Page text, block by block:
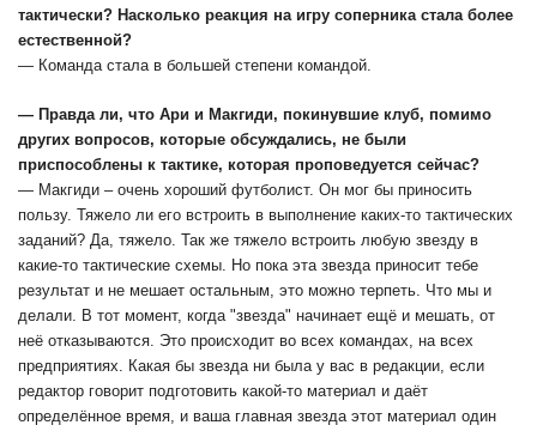
тактически? Насколько реакция на игру соперника стала более
естественной?
— Команда стала в большей степени командой.
— Правда ли, что Ари и Макгиди, покинувшие клуб, помимо
других вопросов, которые обсуждались, не были
приспособлены к тактике, которая проповедуется сейчас?
— Макгиди – очень хороший футболист. Он мог бы приносить
пользу. Тяжело ли его встроить в выполнение каких-то тактических
заданий? Да, тяжело. Так же тяжело встроить любую звезду в
какие-то тактические схемы. Но пока эта звезда приносит тебе
результат и не мешает остальным, это можно терпеть. Что мы и
делали. В тот момент, когда "звезда" начинает ещё и мешать, от
неё отказываются. Это происходит во всех командах, на всех
предприятиях. Какая бы звезда ни была у вас в редакции, если
редактор говорит подготовить какой-то материал и даёт
определённое время, и ваша главная звезда этот материал один